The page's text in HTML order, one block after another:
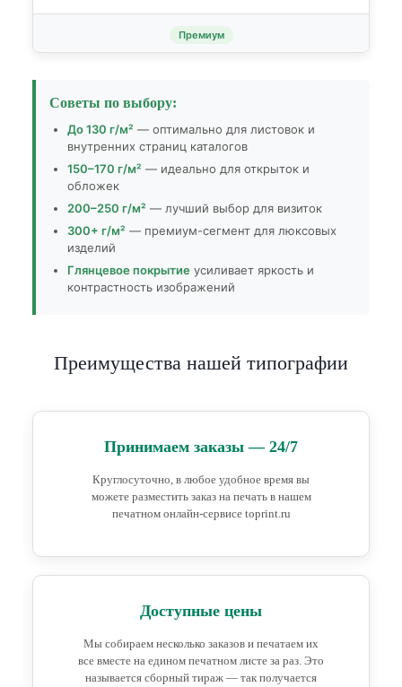
Премиум
Советы по выбору:
До 130 г/м² — оптимально для листовок и
внутренних страниц каталогов
150–170 г/м² — идеально для открыток и
обложек
200–250 г/м² — лучший выбор для визиток
300+ г/м² — премиум-сегмент для люксовых
изделий
Глянцевое покрытие усиливает яркость и
контрастность изображений
Преимущества нашей типографии
Принимаем заказы — 24/7
Круглосуточно, в любое удобное время вы
можете разместить заказ на печать в нашем
печатном онлайн-сервисе toprint.ru
Доступные цены
Мы собираем несколько заказов и печатаем их
все вместе на едином печатном листе за раз. Это
называется сборный тираж — так получается